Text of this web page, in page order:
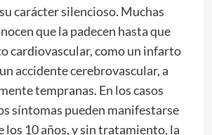
carácter silencioso. Muchas
que la padecen hasta que
cardiovascular, como un infarto
accidente cerebrovascular, a
tempranas. En los casos
síntomas pueden manifestarse
los 10 años, y sin tratamiento, la